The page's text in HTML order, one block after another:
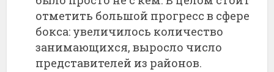
отметить большой прогресс в сфере
бокса: увеличилось количество
занимающихся, выросло число
представителей из районов.